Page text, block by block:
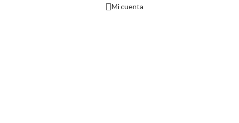
Mi cuenta